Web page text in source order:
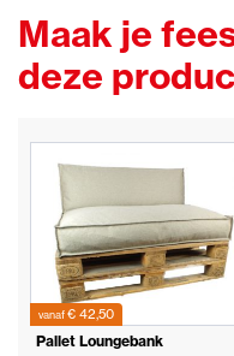
Maak je
deze
vanaf€ 42,50
Pallet Loungebank